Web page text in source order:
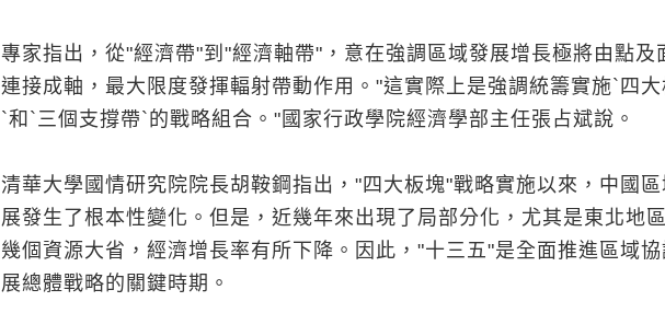
專家指出，從"經濟帶"到"經濟軸帶"，意在強調區域發展增長極將由點及
連接成軸，最大限度發揮輻射帶動作用。"這實際上是強調統籌實施`四大
`和`三個支撐帶`的戰略組合。"國家行政學院經濟學部主任張占斌說。
清華大學國情研究院院長胡鞍鋼指出，"四大板塊"戰略實施以來，中國區
展發生了根本性變化。但是，近幾年來出現了局部分化，尤其是東北地
幾個資源大省，經濟增長率有所下降。因此，"十三五"是全面推進區域
展總體戰略的關鍵時期。